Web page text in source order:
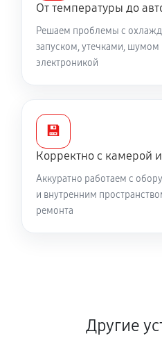
От температуры до
Решаем проблемы с
запуском, утечками,
электроникой
💾
Корректно с камерой
Аккуратно работаем с
и внутренним
ремонта
Другие